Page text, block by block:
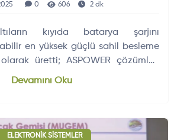
0 606 2 dk
kıyıda batarya şarjını
en yüksek güçlü sahil besleme
üretti; ASPOWER çözümleri
teslim edildi.
Devamını Oku
ELEKTRONIK SISTEMLER